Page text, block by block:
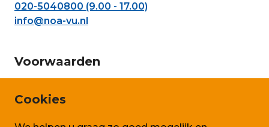
020-5040800 (9.00 - 17.00)
info@noa-vu.nl
Voorwaarden
Cookies